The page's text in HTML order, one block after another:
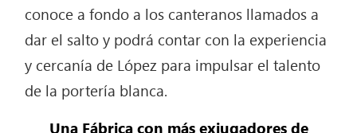
conoce a fondo a los canteranos llamados a
dar el salto y podrá contar con la experiencia
y cercanía de López para impulsar el talento
de la portería blanca.
Una Fábrica con más exjugadores de